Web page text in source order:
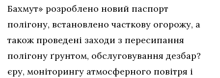
Бахмут» розроблено новий паспорт
полігону, встановлено часткову огорожу, а
також проведені заходи з пересипання
полігону ґрунтом, обслуговування дезбар?
єру, моніторингу атмосферного повітря і